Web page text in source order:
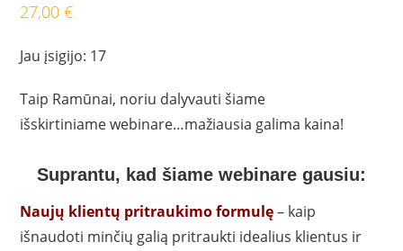
27,00€
Jau įsigijo: 17
Taip Ramūnai, noriu dalyvauti šiame
išskirtiniame webinare…mažiausia galima kaina!
Suprantu, kad šiame webinare gausiu:
Naujų klientų pritraukimo formulę– kaip
išnaudoti minčių galią pritraukti idealius klientus ir